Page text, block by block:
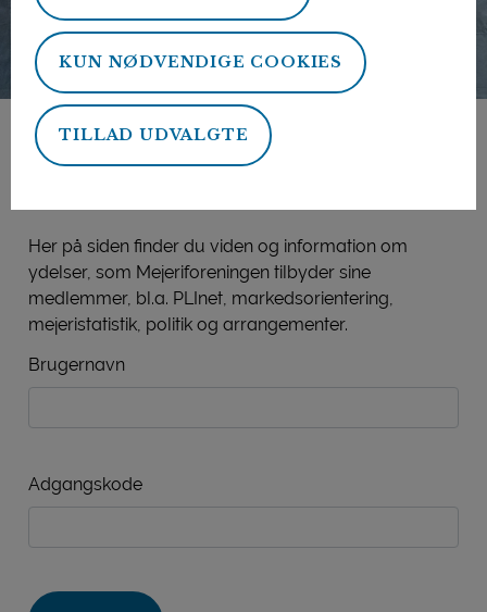
KUN NØDVENDIGE COOKIES
TILLAD UDVALGTE
Mejeriforeningens
Her på siden finder du viden og information om
ydelser, som Mejeriforeningen tilbyder sine
medlemmer, bl.a. PLInet, markedsorientering,
mejeristatistik, politik og arrangementer.
Brugernavn
Adgangskode